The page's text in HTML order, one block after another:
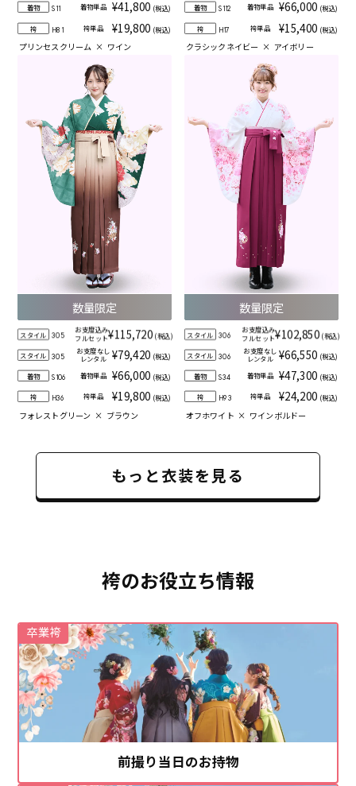
着物 S11 着物単品 ¥41,800 (税込)
袴 H81 袴単品 ¥19,800 (税込)
プリンセスクリーム × ワイン
着物 S112 着物単品 ¥66,000 (税込)
袴 H17 袴単品 ¥15,400 (税込)
クラシックネイビー × アイボリー
数量限定
スタイル 305
お支度込み
フルセット¥115,720 (税込)
スタイル 305
お支度なし
レンタル
¥79,420 (税込)
着物 S106 着物単品 ¥66,000 (税込)
袴 H36 袴単品 ¥19,800 (税込)
フォレストグリーン × ブラウン
数量限定
スタイル 306
お支度込み
フルセット¥102,850 (税込)
スタイル 306
お支度なし
レンタル ¥66,550 (税込)
着物 S34 着物単品 ¥47,300 (税込)
袴 H93 袴単品 ¥24,200 (税込)
オフホワイト × ワインボルドー
もっと衣装を見る
袴のお役立ち情報
前撮り当日のお持物
卒業袴